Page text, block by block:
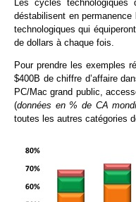
Les cycles
déstabilisent en
technologiques qui
de dollars à chaque fois.
Pour prendre les exemples
$400B de chiffre d’affaire
PC/Mac grand public,
(données en % de CA
toutes les autres catégories